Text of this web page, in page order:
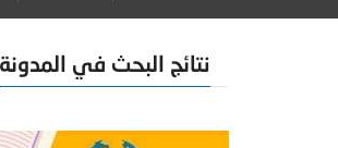
نتائج البحث في المدونة